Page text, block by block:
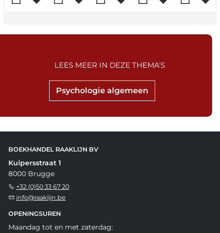
Psychologie algemeen
LEES MEER IN DEZE THEMA'S
BOEKHANDEL RAAKLIJN BV
Kuipersstraat 1
8000 Brugge
+32 (0)50 33 67 20
info@raaklijn.be
OPENINGSUREN
Maandag tot en met zaterdag: